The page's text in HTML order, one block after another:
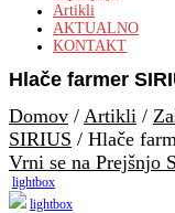
Artikli
AKTUALNO
KONTAKT
Hlače farmer
Domov / Artikli /
SIRIUS / Hlače
Vrni se na Prejšnjo
lightbox
lightbox